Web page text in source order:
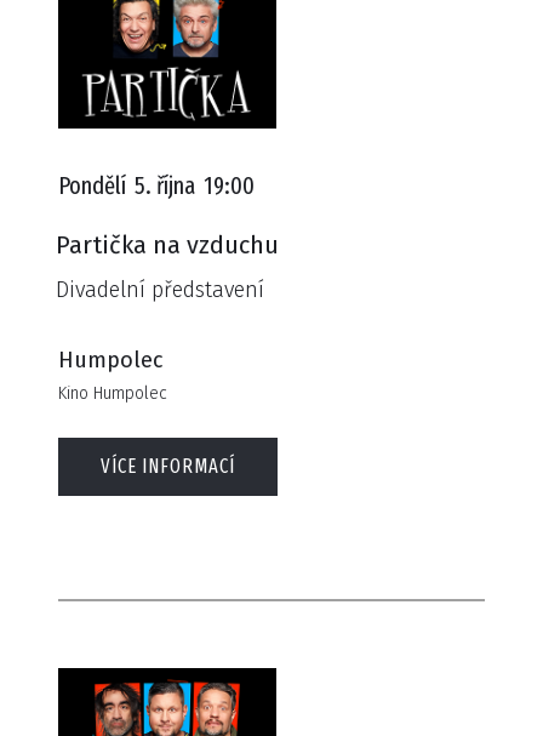
Pondělí 5. října 19:00
Partička na vzduchu
Divadelní představení
Humpolec
Kino Humpolec
VÍCE INFORMACÍ